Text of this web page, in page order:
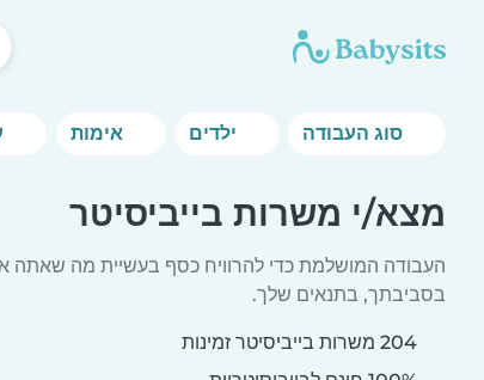
אימות
מצא/י משרות בייביסיטר
העבודה המושלמת כדי להרוויח כסף בעשיית מה שאתה
בסביבתך, בתנאים שלך.
204 משרות בייביסיטר זמינות